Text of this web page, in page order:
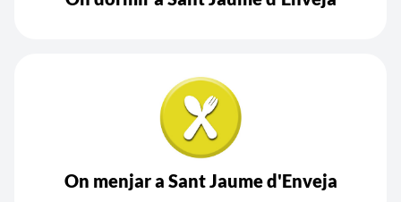
On menjar a Sant Jaume d'Enveja